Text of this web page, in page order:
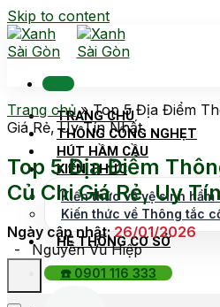
Skip to content
TRANG CHỦ
THÔNG CỐNG NGHẸT
HÚT HẦM CẦU
KIẾN THỨC
Kiến thức về vệ sinh hầm
Kiến thức về Thông tắc
HỆ THỐNG CƠ SỞ
☎️ 0901 116 333
Trang chủ»Top 5 Địa Điểm
Giá Rẻ, Uy Tín Nhất
Top 5 Địa Điểm
Củ Chi Giá Rẻ, Uy
Ngày cập nhật:26/01/2026
- Nguyễn Vũ Hiệp